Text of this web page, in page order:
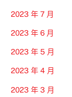
2023 年 7 月
2023 年 6 月
2023 年 5 月
2023 年 4 月
2023 年 3 月